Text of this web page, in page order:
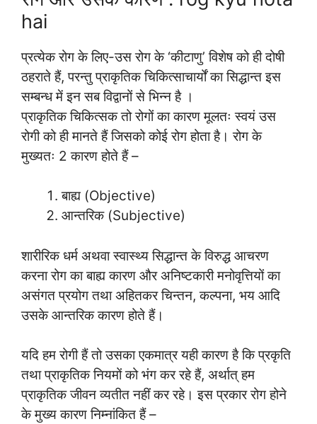
hai
प्रत्येक रोग के लिए-उस रोग के ‘कीटाणु’ विशेष को ही दोषी
ठहराते हैं, परन्तु प्राकृतिक चिकित्साचार्यों का सिद्धान्त इस
सम्बन्ध में इन सब विद्वानों से भिन्न है ।
प्राकृतिक चिकित्सक तो रोगों का कारण मूलतः स्वयं उस
रोगी को ही मानते हैं जिसको कोई रोग होता है। रोग के
मुख्यतः 2 कारण होते हैं –
बाह्य (Objective)
आन्तरिक (Subjective)
शारीरिक धर्म अथवा स्वास्थ्य सिद्धान्त के विरुद्ध आचरण
करना रोग का बाह्य कारण और अनिष्टकारी मनोवृत्तियों का
असंगत प्रयोग तथा अहितकर चिन्तन, कल्पना, भय आदि
उसके आन्तरिक कारण होते हैं।
यदि हम रोगी हैं तो उसका एकमात्र यही कारण है कि प्रकृति
तथा प्राकृतिक नियमों को भंग कर रहे हैं, अर्थात् हम
प्राकृतिक जीवन व्यतीत नहीं कर रहे। इस प्रकार रोग होने
के मुख्य कारण निम्नांकित हैं –